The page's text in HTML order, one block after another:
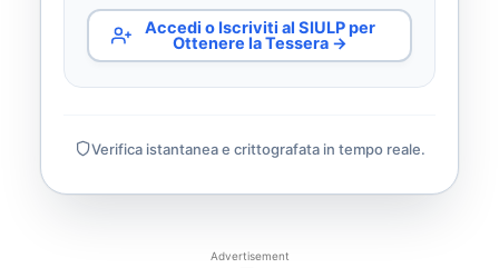
Accedi o Iscriviti al SIULP per
Ottenere la Tessera →
Verifica istantanea e crittografata in tempo reale.
Advertisement